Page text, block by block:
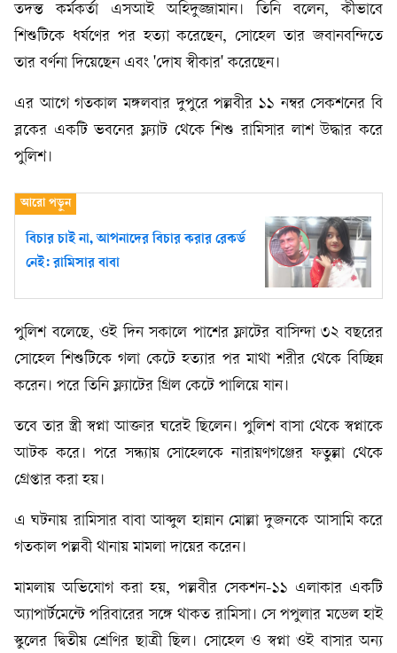
তদন্ত কর্মকর্তা এসআই অহিদুজ্জামান। তিনি বলেন, কীভাবে
শিশুটিকে ধর্ষণের পর হত্যা করেছেন, সোহেল তার জবানবন্দিতে
তার বর্ণনা দিয়েছেন এবং 'দোষ স্বীকার' করেছেন।
এর আগে গতকাল মঙ্গলবার দুপুরে পল্লবীর ১১ নম্বর সেকশনের বি
ব্লকের একটি ভবনের ফ্ল্যাট থেকে শিশু রামিসার লাশ উদ্ধার করে
পুলিশ।
বিচার চাই না, আপনাদের বিচার করার রেকর্ড
নেই: রামিসার বাবা
পুলিশ বলেছে, ওই দিন সকালে পাশের ফ্লাটের বাসিন্দা ৩২ বছরের
সোহেল শিশুটিকে গলা কেটে হত্যার পর মাথা শরীর থেকে বিচ্ছিন্ন
করেন। পরে তিনি ফ্ল্যাটের গ্রিল কেটে পালিয়ে যান।
তবে তার স্ত্রী স্বপ্না আক্তার ঘরেই ছিলেন। পুলিশ বাসা থেকে স্বপ্নাকে
আটক করে। পরে সন্ধ্যায় সোহেলকে নারায়ণগঞ্জের ফতুল্লা থেকে
গ্রেপ্তার করা হয়।
এ ঘটনায় রামিসার বাবা আব্দুল হান্নান মোল্লা দুজনকে আসামি করে
গতকাল পল্লবী থানায় মামলা দায়ের করেন।
মামলায় অভিযোগ করা হয়, পল্লবীর সেকশন-১১ এলাকার একটি
অ্যাপার্টমেন্টে পরিবারের সঙ্গে থাকত রামিসা। সে পপুলার মডেল হাই
স্কুলের দ্বিতীয় শ্রেণির ছাত্রী ছিল। সোহেল ও স্বপ্না ওই বাসার অন্য